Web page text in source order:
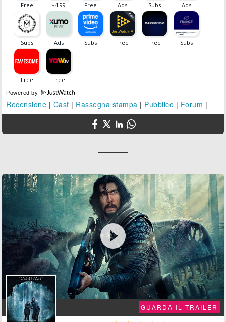
Powered by
Recensione | Cast | Rassegna stampa | Pubblico | Forum |

GUARDA IL TRAILER